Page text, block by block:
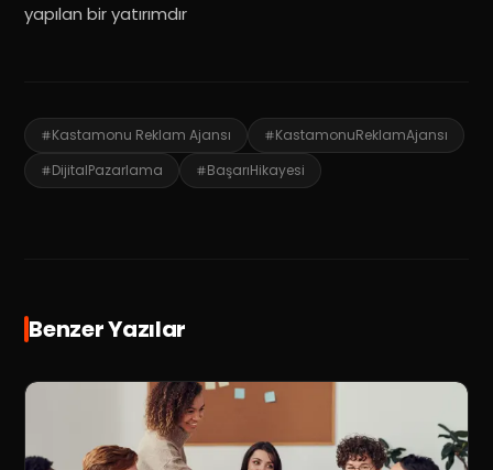
yapılan bir yatırımdır
Kastamonu Reklam Ajansı
KastamonuReklamAjansı
DijitalPazarlama
BaşarıHikayesi
Benzer Yazılar